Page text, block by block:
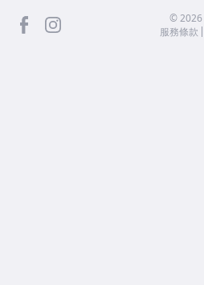
facebook ©2026
服務條款